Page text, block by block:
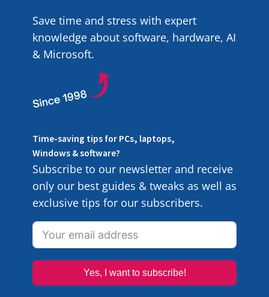
Save time and stress with expert
knowledge about software, hardware, AI
& Microsoft.
Time-saving tips for PCs, laptops,
Windows & software?
Subscribe to our newsletter and receive
only our best guides & tweaks as well as
exclusive tips for our subscribers.
Yes, I want to subscribe!